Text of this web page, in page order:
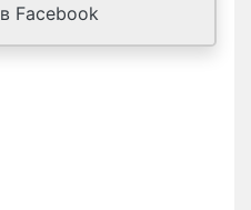
в Facebook